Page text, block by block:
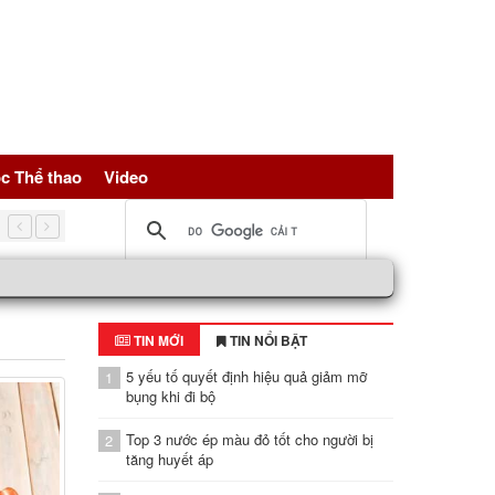
Thể thao Video
5 nguồn đạm vàng giúp trẻ hóa tế bài, bảo vệ sức khỏe toàn
TIN MỚI TIN NỔI BẬT
1
5 yếu tố quyết định hiệu quả giảm mỡ
bụng khi đi bộ
2
Top 3 nước ép màu đỏ tốt cho người bị
tăng huyết áp